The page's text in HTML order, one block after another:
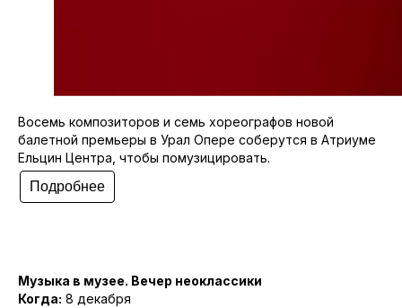
Восемь композиторов и семь хореографов новой
балетной премьеры в Урал Опере соберутся в Атриуме
Ельцин Центра, чтобы помузицировать.
Подробнее
Музыка в музее. Вечер неоклассики
Когда: 8 декабря